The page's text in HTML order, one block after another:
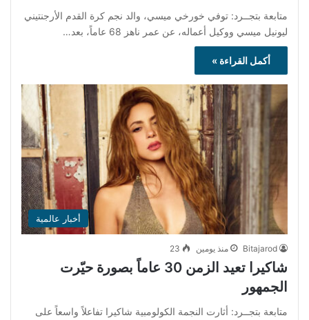
متابعة بتجــرد: توفي خورخي ميسي، والد نجم كرة القدم الأرجنتيني
ليونيل ميسي ووكيل أعماله، عن عمر ناهز 68 عاماً، بعد…
أكمل القراءة »
أخبار عالمية
Bitajarod منذ يومين 23
شاكيرا تعيد الزمن 30 عاماً بصورة حيّرت
الجمهور
متابعة بتجــرد: أثارت النجمة الكولومبية شاكيرا تفاعلاً واسعاً على